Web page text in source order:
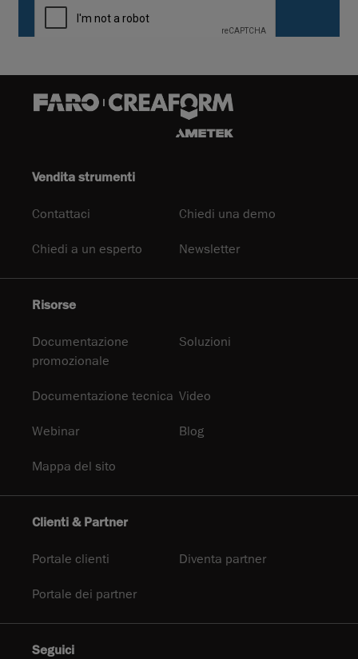
Vendita strumenti
Contattaci Chiedi una demo
Chiedi a un esperto Newsletter
Risorse
Documentazione
promozionale
Soluzioni
Documentazione tecnica Video
Webinar Blog
Mappa del sito
Clienti & Partner
Portale clienti Diventa partner
Portale dei partner
Seguici